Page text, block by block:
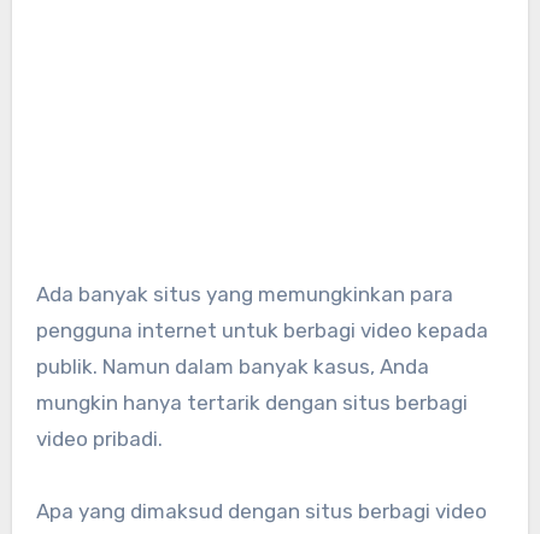
Ada banyak situs yang memungkinkan para
pengguna internet untuk berbagi video kepada
publik. Namun dalam banyak kasus, Anda
mungkin hanya tertarik dengan situs berbagi
video pribadi.
Apa yang dimaksud dengan situs berbagi video